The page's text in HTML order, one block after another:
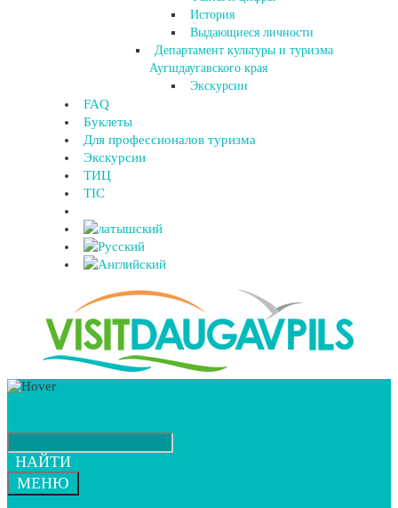
История
Выдающиеся личности
Департамент культуры и туризма
Аугшдаугавского края
Экскурсии
FAQ
Буклеты
Для профессионалов туризма
Экскурсии
ТИЦ
TIC
НАЙТИ
МЕНЮ